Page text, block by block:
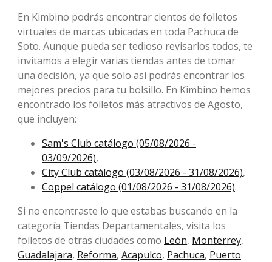
En Kimbino podrás encontrar cientos de folletos
virtuales de marcas ubicadas en toda Pachuca de
Soto. Aunque pueda ser tedioso revisarlos todos, te
invitamos a elegir varias tiendas antes de tomar
una decisión, ya que solo así podrás encontrar los
mejores precios para tu bolsillo. En Kimbino hemos
encontrado los folletos más atractivos de Agosto,
que incluyen:
Sam's Club catálogo (05/08/2026 -
03/09/2026),
City Club catálogo (03/08/2026 - 31/08/2026),
Coppel catálogo (01/08/2026 - 31/08/2026).
Si no encontraste lo que estabas buscando en la
categoría Tiendas Departamentales, visita los
folletos de otras ciudades como León, Monterrey,
Guadalajara, Reforma, Acapulco, Pachuca, Puerto